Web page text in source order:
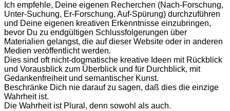
Ich empfehle, Deine eigenen Recherchen (Nach-Forschung,
Unter-Suchung, Er-Forschung, Auf-Spürung) durchzuführen
und Deine eigenen kreativen Erkenntnisse einzubringen,
bevor Du zu endgültigen Schlussfolgerungen über
Materialien gelangst, die auf dieser Website oder in anderen
Medien veröffentlicht werden.
Dies sind oft nicht-dogmatische kreative Ideen mit Rückblick
und Vorausblick zum Überblick und für Durchblick, mit
Gedankenfreiheit und semantischer Kunst.
Beschränke Dich nie darauf zu sagen, daß dies die einzige
Wahrheit ist.
Die Wahrheit ist Plural, denn sowohl als auch.